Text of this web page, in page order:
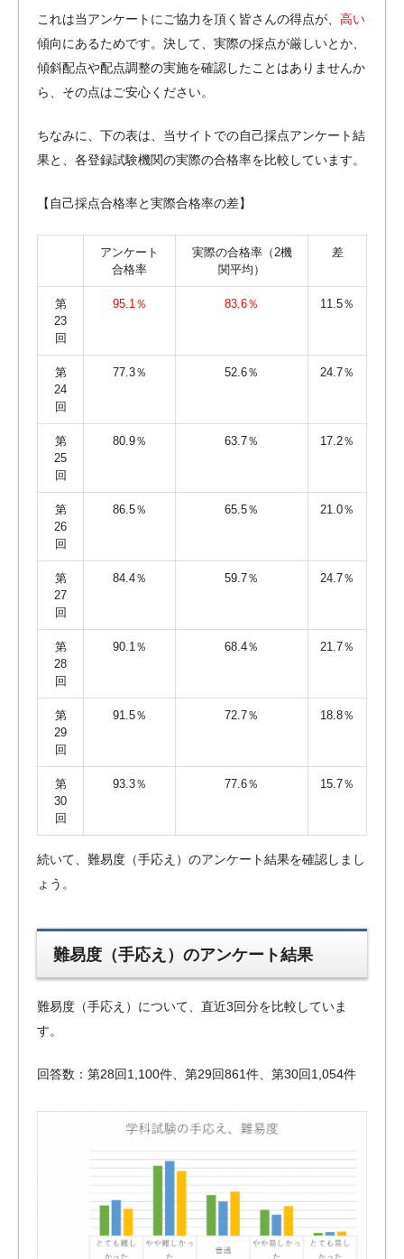
これは当アンケートにご協力を頂く皆さんの得点が、 高い
傾向にあるためです。決して、実際の採点が厳しいとか、
傾斜配点や配点調整の実施を確認したことはありませんか
ら、その点はご安心ください。
ちなみに、下の表は、当サイトでの自己採点アンケート結
果と、各登録試験機関の実際の合格率を比較しています。
【自己採点合格率と実際合格率の差】
アンケート
合格率
実際の合格率（2機
関平均）
差
第
23
回
95.1％ 83.6％ 11.5％
第
24
回
77.3％ 52.6％ 24.7％
第
25
回
80.9％ 63.7％ 17.2％
第
26
回
86.5％ 65.5％ 21.0％
第
27
回
84.4％ 59.7％ 24.7％
第
28
回
90.1％ 68.4％ 21.7％
第
29
回
91.5％ 72.7％ 18.8％
第
30
回
93.3％ 77.6％ 15.7％
続いて、難易度（手応え）のアンケート結果を確認しまし
ょう。
難易度（手応え）のアンケート結果
難易度（手応え）について、直近3回分を比較していま
す。
回答数：第28回1,100件、第29回861件、第30回1,054件